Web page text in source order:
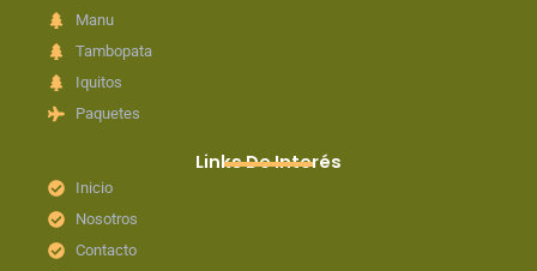
Manu
Tambopata
Iquitos
Paquetes
Links De Interés
Inicio
Nosotros
Contacto